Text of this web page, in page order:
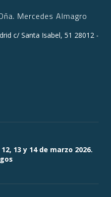
Mercedes Almagro
c/ Santa Isabel, 51 28012 -
12, 13 y 14 de marzo 2026.